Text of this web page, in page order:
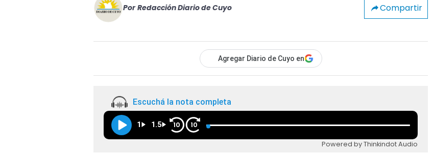
Por Redacción Diario de Cuyo Compartir
Agregar Diario de Cuyo en
Escuchá la nota completa
1 1.5 10 10
Powered by Thinkindot Audio